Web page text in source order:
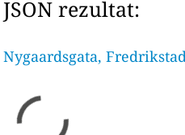
JSON rezultat:
Nygaardsgata,